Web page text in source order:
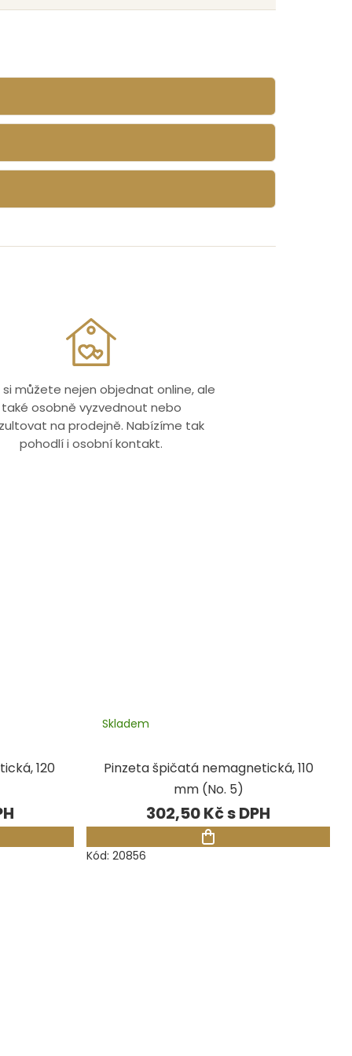
si můžete nejen objednat online, ale
také osobně vyzvednout nebo
na prodejně. Nabízíme tak
pohodlí i osobní kontakt.
120
Pinzeta špičatá nemagnetická, 110
mm (No. 5)
Skladem
302,50 Kč
Kód: 20856